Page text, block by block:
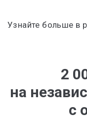
Узнайте больше в
2
на
с